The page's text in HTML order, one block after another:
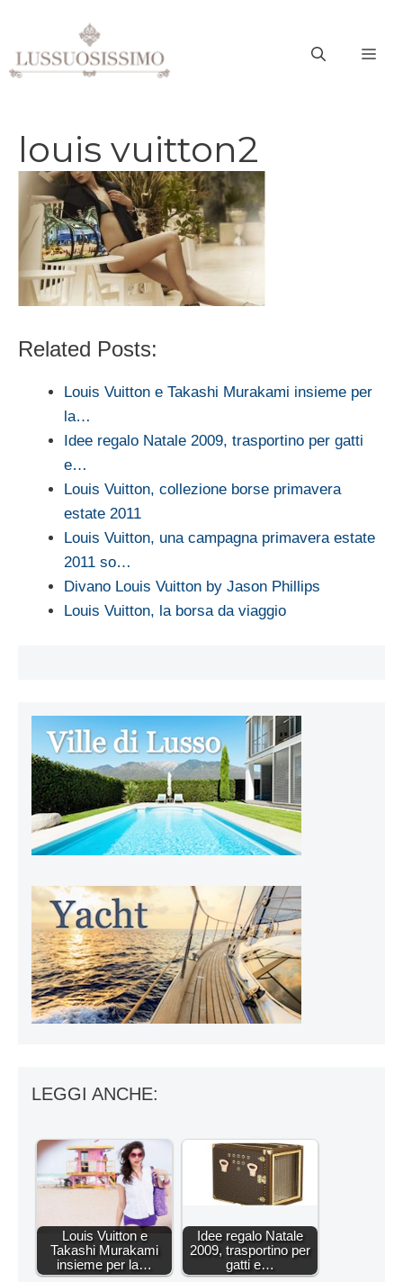
contenuto
louis vuitton2
Related Posts:
Louis Vuitton e Takashi Murakami insieme per
la…
Idee regalo Natale 2009, trasportino per gatti
e…
Louis Vuitton, collezione borse primavera
estate 2011
Louis Vuitton, una campagna primavera estate
2011 so…
Divano Louis Vuitton by Jason Phillips
Louis Vuitton, la borsa da viaggio
LEGGI ANCHE:
Louis Vuitton e
Takashi Murakami
insieme per la…
Idee regalo Natale
2009, trasportino per
gatti e…